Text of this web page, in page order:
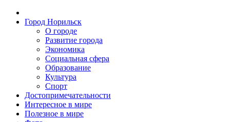
Город Норильск
О городе
Развитие города
Экономика
Социальная сфера
Образование
Культура
Спорт
Достопримечательности
Интересное в мире
Полезное в мире